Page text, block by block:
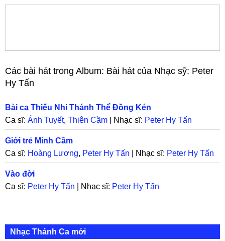
Các bài hát trong Album: Bài hát của Nhạc sỹ: Peter
Hy Tấn
Bài ca Thiếu Nhi Thánh Thể Đồng Kén
Ca sĩ: Ánh Tuyết, Thiên Cầm | Nhạc sĩ: Peter Hy Tấn
Giới trẻ Minh Cầm
Ca sĩ: Hoàng Lương, Peter Hy Tấn | Nhạc sĩ: Peter Hy Tấn
Vào đời
Ca sĩ: Peter Hy Tấn | Nhạc sĩ: Peter Hy Tấn
Nhạc Thánh Ca mới